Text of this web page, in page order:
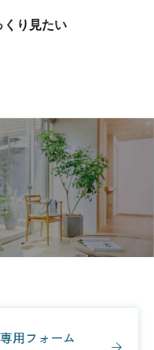
くり見たい
用フォーム